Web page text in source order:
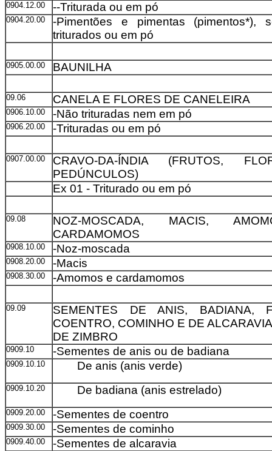
0904.12.00 --Triturada ou em pó
0904.20.00
-Pimentões e pimentas (pimentos*),
triturados ou em pó
0905.00.00 BAUNILHA
09.06 CANELA E FLORES DE CANELEIRA
0906.10.00 -Não trituradas nem em pó
0906.20.00 -Trituradas ou em pó
0907.00.00
CRAVO-DA-ÍNDIA (FRUTOS,
PEDÚNCULOS)
Ex 01 - Triturado ou em pó
09.08
NOZ-MOSCADA, MACIS,
CARDAMOMOS
0908.10.00 -Noz-moscada
0908.20.00 -Macis
0908.30.00 -Amomos e cardamomos
09.09
SEMENTES DE ANIS, BADIANA,
COENTRO, COMINHO E DE
DE ZIMBRO
0909.10 -Sementes de anis ou de badiana
0909.10.10 De anis (anis verde)
0909.10.20 De badiana (anis estrelado)
0909.20.00 -Sementes de coentro
0909.30.00 -Sementes de cominho
0909.40.00 -Sementes de alcaravia